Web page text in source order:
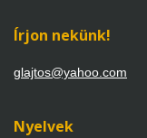
Írjon nekünk!
glajtos@yahoo.com
Nyelvek